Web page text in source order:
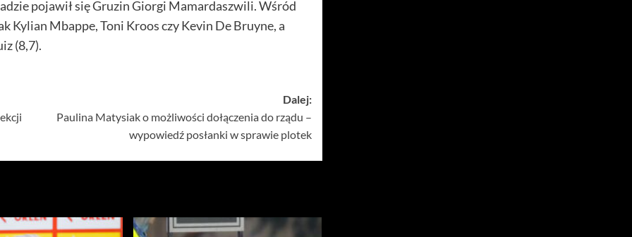
pojawił się Gruzin Giorgi Mamardaszwili. Wśród
Kylian Mbappe, Toni Kroos czy Kevin De Bruyne, a
(8,7).
Dalej:
Paulina Matysiak o możliwości dołączenia do rządu –
wypowiedź posłanki w sprawie plotek